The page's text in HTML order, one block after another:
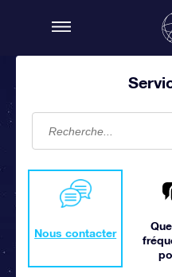
Nous contacter